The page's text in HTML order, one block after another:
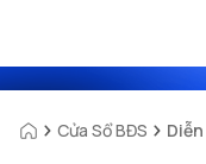
Cửa Sổ BĐS